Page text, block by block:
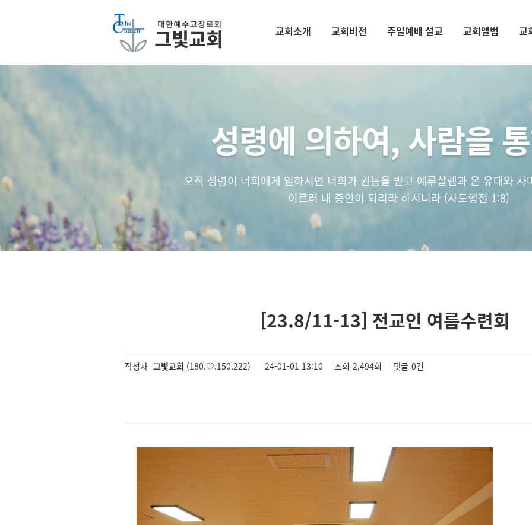
교회소개 교회비전 주일예배 설교 교회앨범 교
성령에 의하여, 사람을
오직 성령이 너희에게 임하시면 너희가 권능을 받고 예루살렘과 온 유대와 사
이르러 내 증인이 되리라 하시니라 (사도행전 1:8)
[23.8/11-13] 전교인 여름수련회
작성자 그빛교회 (180.♡.150.222) 24-01-01 13:10 조회 2,494회 댓글 0건